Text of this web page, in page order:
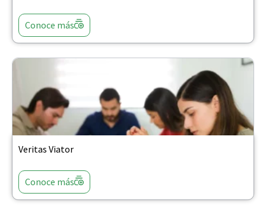
Conoce más
Veritas Viator
Conoce más